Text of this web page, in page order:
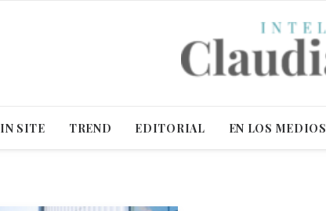
IN SITE TREND EDITORIAL EN LOS MEDIOS